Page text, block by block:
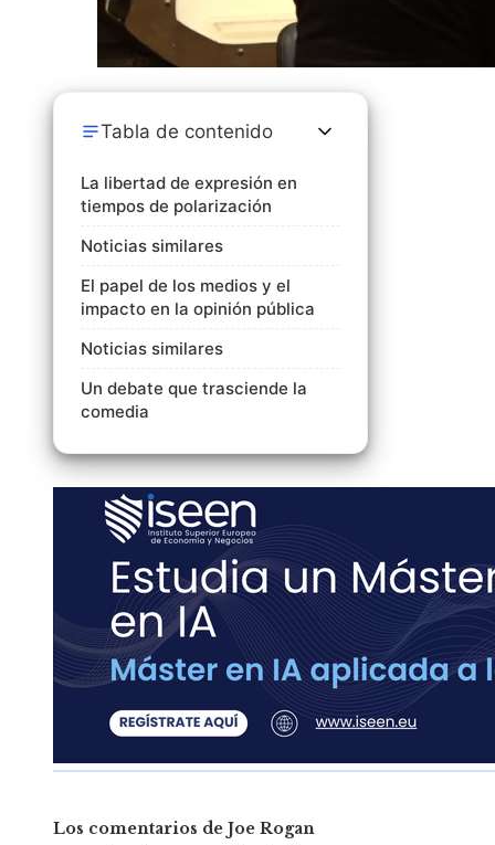
Tabla de contenido
La libertad de expresión en
tiempos de polarización
Noticias similares
El papel de los medios y el
impacto en la opinión pública
Noticias similares
Un debate que trasciende la
comedia
Los comentarios de Joe Rogan